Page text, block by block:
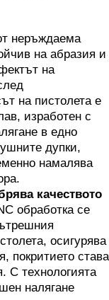
неръждаема
на абразия и
на
на пистолета е
изработен с
в едно
дупки,
намалява
качеството
обработка се
осигурява
покритието става
С технологията
налягане